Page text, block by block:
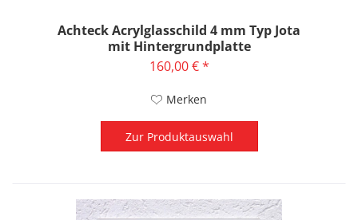
Achteck Acrylglasschild 4 mm Typ Jota
mit Hintergrundplatte
160,00 € *
Merken
Zur Produktauswahl